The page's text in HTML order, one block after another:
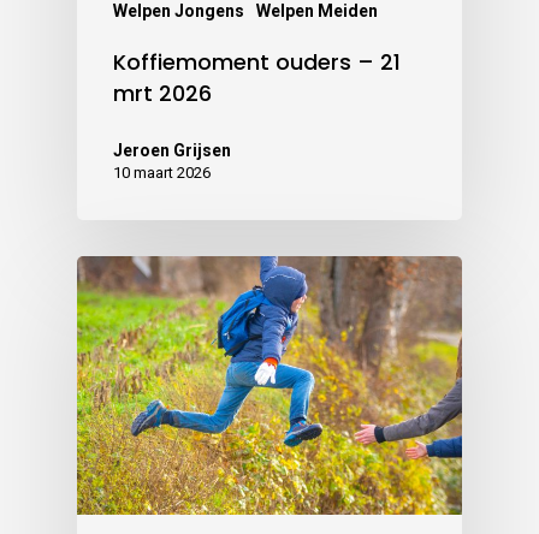
Welpen Jongens Welpen Meiden
Koffiemoment ouders – 21
mrt 2026
Jeroen Grijsen
10 maart 2026